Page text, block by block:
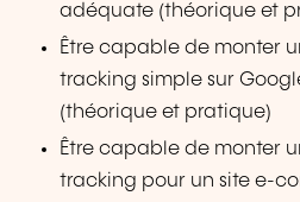
adéquate (théorique et
Être capable de monter
tracking simple sur
(théorique et pratique)
Être capable de monter
tracking pour un site e-